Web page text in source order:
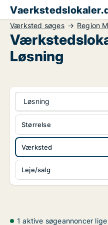
Værksted søges Region
Løsning
Løsning
Værksted
Leje/salg
Størrelse
1 aktive søgeannoncer lige